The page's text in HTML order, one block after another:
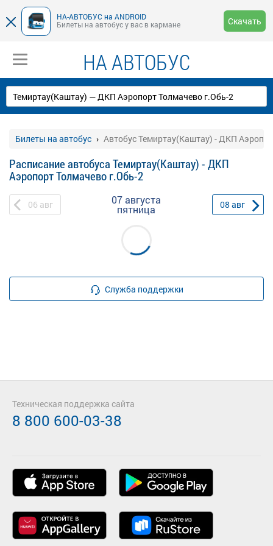
НА-АВТОБУС на ANDROID
Билеты на автобус у вас в кармане
Скачать
НА АВТОБУС
Билеты на автобус Автобус Темиртау(Каштау) - ДКП
Расписание автобуса Темиртау(Каштау) - ДКП
Аэропорт Толмачево г.Обь-2
06 авг 07 августа
пятница 08 авг
Служба поддержки
Техническая поддержка сайта
8 800 600-03-38